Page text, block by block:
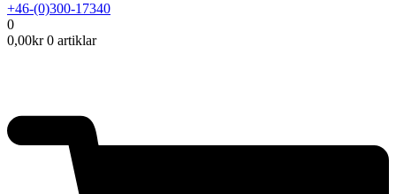
+46-(0)300-17340
0
0,00kr 0 artiklar